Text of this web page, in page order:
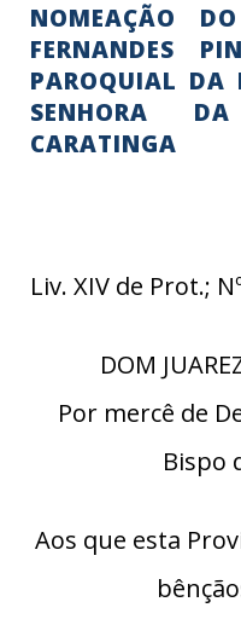
NOMEAÇÃO
FERNANDES
PAROQUIAL DA
SENHORA
CARATINGA
Liv. XIV de Prot.;
DOM
Por mercê de
Bispo
Aos que esta